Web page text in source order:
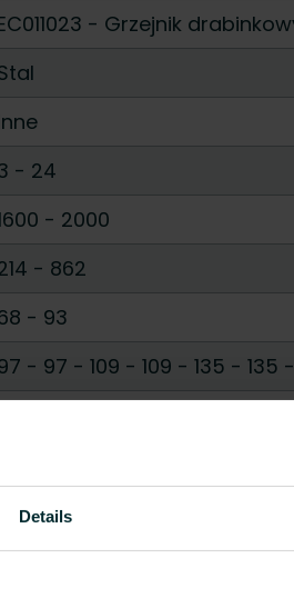
Details
- Grzejnik
- 24
- 2000
- 862
- 93
- 97 - 109 - 109 - 135 - 135